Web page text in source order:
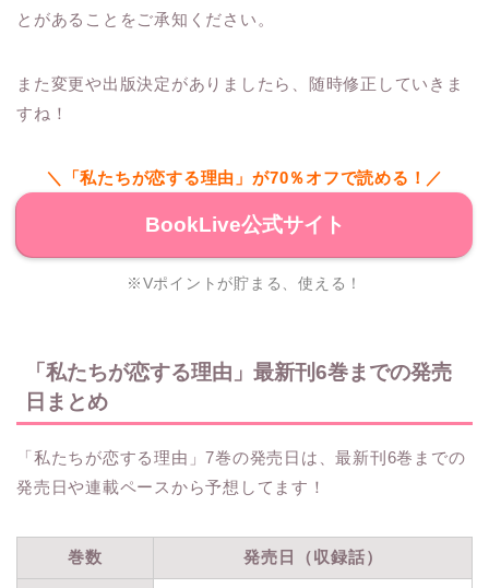
とがあることをご承知ください。
また変更や出版決定がありましたら、随時修正していきま
すね！
＼「私たちが恋する理由」が70％オフで読める！／
BookLive公式サイト
※Vポイントが貯まる、使える！
「私たちが恋する理由」最新刊6巻までの発売
日まとめ
「私たちが恋する理由」7巻の発売日は、最新刊6巻までの
発売日や連載ペースから予想してます！
巻数 発売日（収録話）